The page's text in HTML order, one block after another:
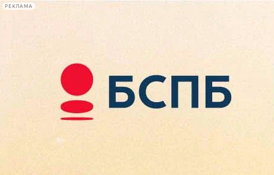
РЕКЛАМА
Сегодня:
2026.08.07
10:08
Афиша Plus